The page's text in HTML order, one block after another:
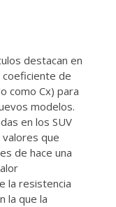
destacan en
coeficiente de
como Cx​) para
modelos.
en los SUV
que
de hace una
la resistencia
la que la